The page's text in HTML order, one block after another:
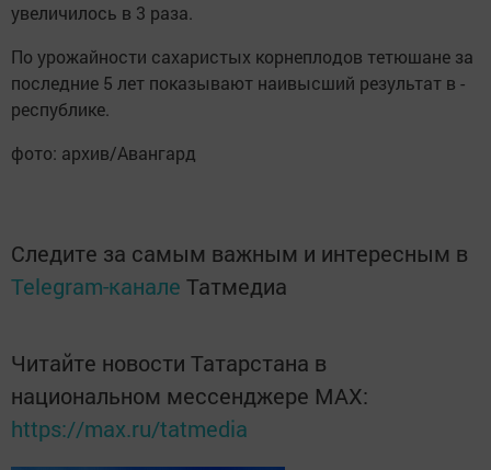
увеличилось в 3 раза. ­
По урожайности сахарис­тых корнеплодов тетюшане ­за
­последние 5 лет ­показывают наивысший ­результат в ­
республике.
фото: архив/Авангард
Следите за самым важным и интересным в
Telegram-канале Татмедиа
Читайте новости Татарстана в
национальном мессенджере MАХ:
https://max.ru/tatmedia